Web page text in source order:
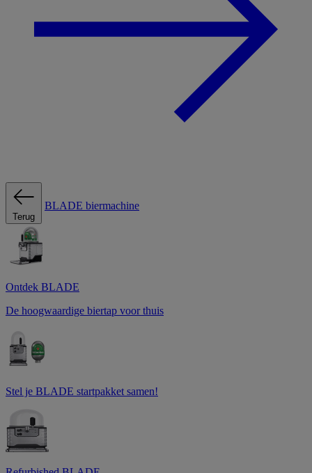
Terug
BLADE biermachine
Ontdek BLADE
De hoogwaardige biertap voor thuis
Stel je BLADE startpakket samen!